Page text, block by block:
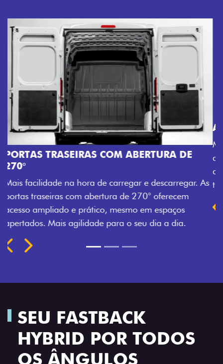
AMPLA ABERTURA DA PORTA LATERAL
Mais versatilidade para o seu carregamento. A ampla
abertura da porta lateral do Novo Ducato facilita o
acesso à carga, otimizando tempo e tornando o
trabalho mais eficiente, onde quer que você esteja.
Próximo
SEU FASTBACK
HYBRID POR TODOS
OS ÂNGULOS